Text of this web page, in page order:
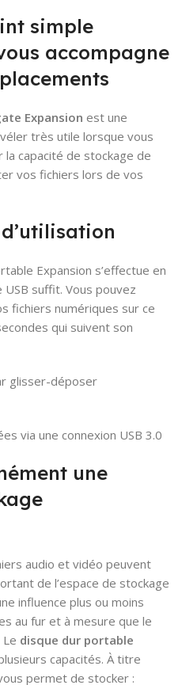
simple
accompagne
Expansion est une
très utile lorsque vous
capacité de stockage de
vos fichiers lors de vos
Expansion s’effectue en
USB suffit. Vous pouvez
fichiers numériques sur ce
qui suivent son
glisser-déposer
via une connexion USB 3.0
une
audio et vidéo peuvent
de l’espace de stockage
influence plus ou moins
au fur et à mesure que le
disque dur portable
capacités. À titre
permet de stocker :